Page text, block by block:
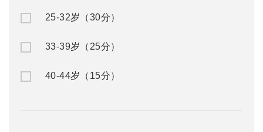
25-32岁（30分）
33-39岁（25分）
40-44岁（15分）